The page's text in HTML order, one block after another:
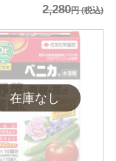
2,280円(税込)